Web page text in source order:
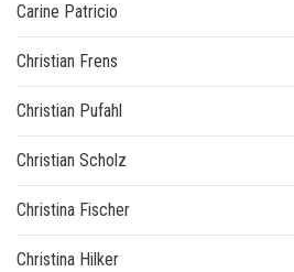
Carine Patricio
Christian Frens
Christian Pufahl
Christian Scholz
Christina Fischer
Christina Hilker